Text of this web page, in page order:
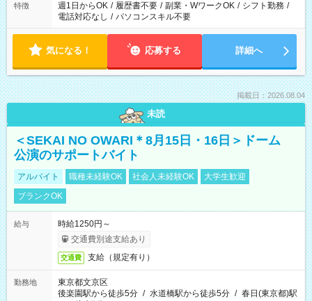
特徴 週1日からOK / 履歴書不要 / 副業・WワークOK / シフト勤務 /
電話対応なし / パソコンスキル不要
気になる！ 応募する 詳細へ
掲載日：2026.08.04
未読
＜SEKAI NO OWARI＊8月15日・16日＞ドーム
公演のサポートバイト
アルバイト 職種未経験OK 社会人未経験OK
大学生歓迎
ブランクOK
給与
時給1250円～
交通費別途支給あり
交通費 支給（規定有り）
勤務地
東京都文京区
後楽園駅から徒歩5分 / 水道橋駅から徒歩5分 / 春日(東京都)駅